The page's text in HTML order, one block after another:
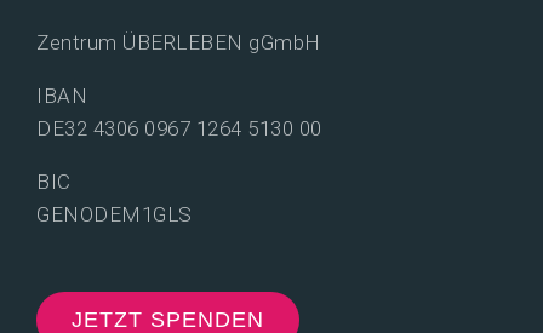
Zentrum ÜBERLEBEN gGmbH
IBAN
DE32 4306 0967 1264 5130 00
BIC
GENODEM1GLS
JETZT SPENDEN